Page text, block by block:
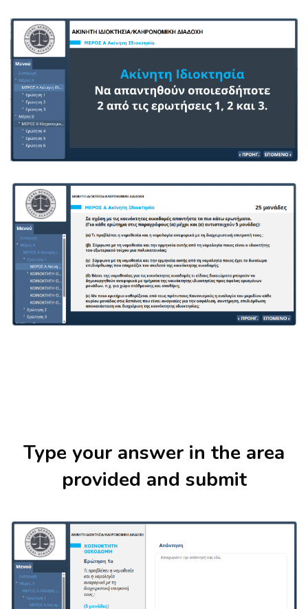
Type your answer in the area
provided and submit